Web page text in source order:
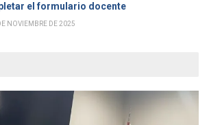
el formulario docente
NOVIEMBRE DE 2025